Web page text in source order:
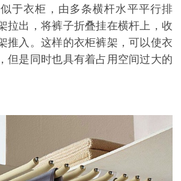
于衣柜，由多条横杆水平平行排
拉出，将裤子折叠挂在横杆上，收
推入。这样的衣柜裤架，可以使衣
但是同时也具有着占用空间过大的